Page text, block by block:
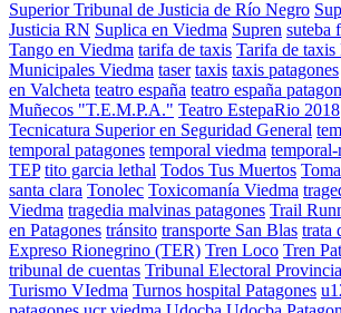
Superior Tribunal de Justicia de Río Negro
Justicia RN Suplica en Viedma Supren suteba
Tango en Viedma tarifa de taxis Tarifa de taxis
Municipales Viedma taser taxis taxis patagones
en Valcheta teatro españa teatro españa
Muñecos "T.E.M.P.A." Teatro EstepaRio 2018
Tecnicatura Superior en Seguridad General
temporal patagones temporal viedma temporal-
TEP tito garcia lethal Todos Tus Muertos
santa clara Tonolec Toxicomanía Viedma
Viedma tragedia malvinas patagones Trail
en Patagones tránsito transporte San Blas trata
Expreso Rionegrino (TER) Tren Loco Tren
tribunal de cuentas Tribunal Electoral
Turismo VIedma Turnos hospital Patagones